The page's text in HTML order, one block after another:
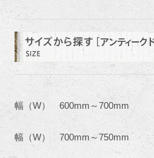
幅（W） 600mm～700mm
幅（W） 700mm～750mm